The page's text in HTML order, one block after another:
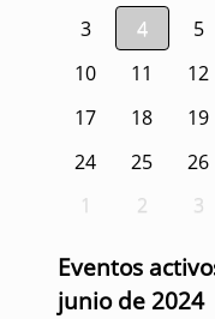
3
4 5
10
11 12
17
18 19
24
25 26
1
2 3
Eventos
junio de 2024